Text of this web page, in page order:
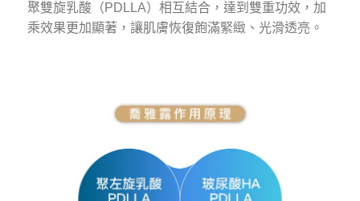
聚雙旋乳酸（PDLLA）相互結合，達到雙重功效，加
乘效果更加顯著，讓肌膚恢復飽滿緊緻、光滑透亮。